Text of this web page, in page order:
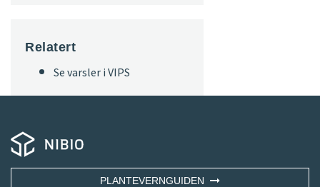
Relatert
Se varsler i VIPS
PLANTEVERNGUIDEN